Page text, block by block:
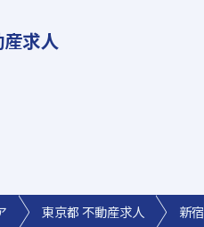
求人
東京都 不動産求人 新